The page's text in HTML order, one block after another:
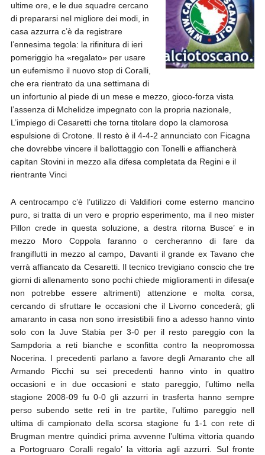
ultime ore, e le due squadre cercano
di prepararsi nel migliore dei modi, in
casa azzurra c’è da registrare
l’ennesima tegola: la rifinitura di ieri
pomeriggio ha «regalato» per usare
un eufemismo il nuovo stop di Coralli,
che era rientrato da una settimana di
un infortunio al piede di un mese e mezzo, gioco-forza vista
l’assenza di Mchelidze impegnato con la propria nazionale,
L’impiego di Cesaretti che torna titolare dopo la clamorosa
espulsione di Crotone. Il resto è il 4-4-2 annunciato con Ficagna
che dovrebbe vincere il ballottaggio con Tonelli e affiancherà
capitan Stovini in mezzo alla difesa completata da Regini e il
rientrante Vinci
A centrocampo c’è l’utilizzo di Valdifiori come esterno mancino
puro, si tratta di un vero e proprio esperimento, ma il neo mister
Pillon crede in questa soluzione, a destra ritorna Busce’ e in
mezzo Moro Coppola faranno o cercheranno di fare da
frangiflutti in mezzo al campo, Davanti il grande ex Tavano che
verrà affiancato da Cesaretti. Il tecnico trevigiano conscio che tre
giorni di allenamento sono pochi chiede miglioramenti in difesa(e
non potrebbe essere altrimenti) attenzione e molta corsa,
cercando di sfruttare le occasioni che il Livorno concederà; gli
amaranto in casa non sono irresistibili fino a adesso hanno vinto
solo con la Juve Stabia per 3-0 per il resto pareggio con la
Sampdoria a reti bianche e sconfitta contro la neopromossa
Nocerina. I precedenti parlano a favore degli Amaranto che all
Armando Picchi su sei precedenti hanno vinto in quattro
occasioni e in due occasioni e stato pareggio, l’ultimo nella
stagione 2008-09 fu 0-0 gli azzurri in trasferta hanno sempre
perso subendo sette reti in tre partite, l’ultimo pareggio nell
ultima di campionato della scorsa stagione fu 1-1 con rete di
Brugman mentre quindici prima avvenne l’ultima vittoria quando
a Portogruaro Coralli regalo’ la vittoria agli azzurri. Sul fronte